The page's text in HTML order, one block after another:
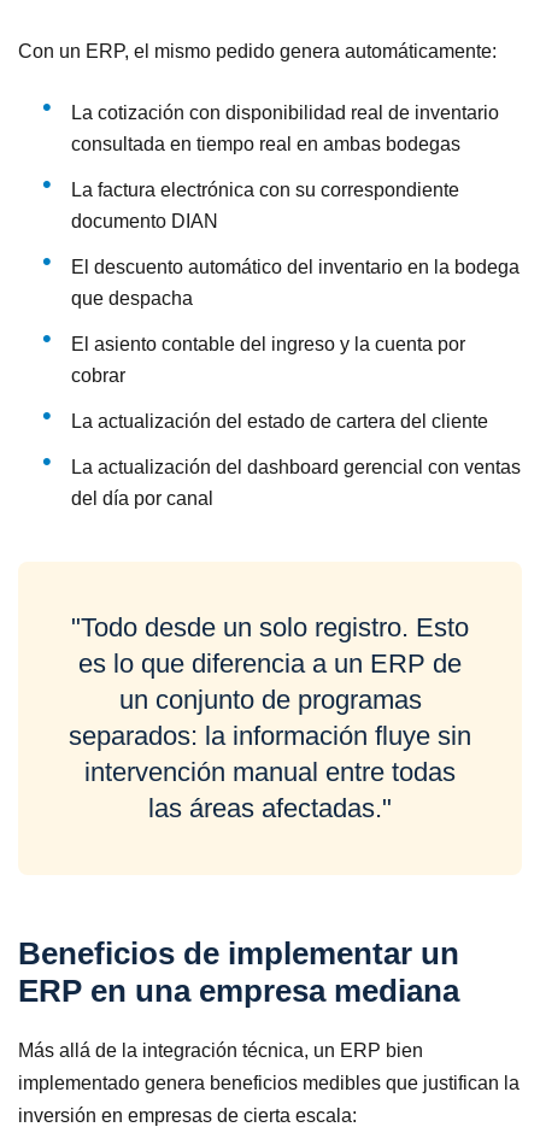
Con un ERP, el mismo pedido genera automáticamente:
La cotización con disponibilidad real de inventario
consultada en tiempo real en ambas bodegas
La factura electrónica con su correspondiente
documento DIAN
El descuento automático del inventario en la bodega
que despacha
El asiento contable del ingreso y la cuenta por
cobrar
La actualización del estado de cartera del cliente
La actualización del dashboard gerencial con ventas
del día por canal
"Todo desde un solo registro. Esto
es lo que diferencia a un ERP de
un conjunto de programas
separados: la información fluye sin
intervención manual entre todas
las áreas afectadas."
Beneficios de implementar un
ERP en una empresa mediana
Más allá de la integración técnica, un ERP bien
implementado genera beneficios medibles que justifican la
inversión en empresas de cierta escala: